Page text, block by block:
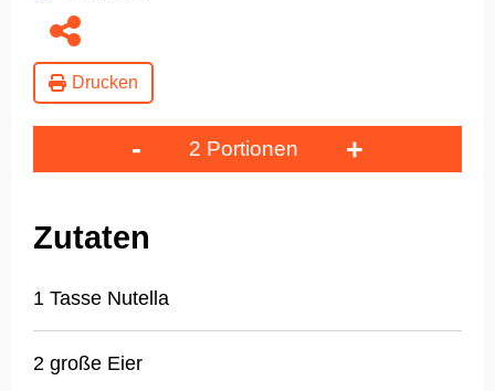
Drucken
- 2 Portionen +
Zutaten
1 Tasse Nutella
2 große Eier